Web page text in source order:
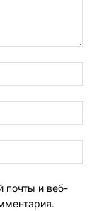
почты и веб-